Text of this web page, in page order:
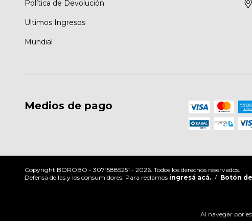
Al navegar por
Política de Devolución
Ultimos Ingresos
Mundial
Medios de pago
Copyright BOROBO - 30715885251 - 2026. Todos los derechos reservados.
Defensa de las y los consumidores. Para reclamos ingresá acá. / Botón